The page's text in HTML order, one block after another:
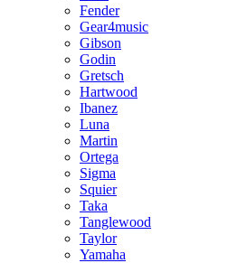
Fender
Gear4music
Gibson
Godin
Gretsch
Hartwood
Ibanez
Luna
Martin
Ortega
Sigma
Squier
Taka
Tanglewood
Taylor
Yamaha